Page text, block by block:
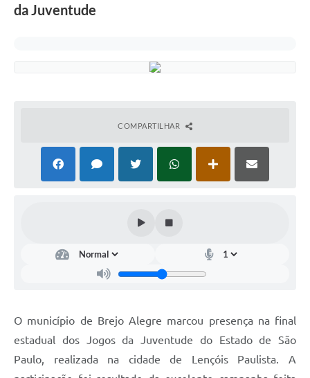
Sic
FAQ - Perguntas e Respostas Frequentes
Contratos
Contas Públicas
da Juventude
COMPARTILHAR
O município de Brejo Alegre marcou presença na final
estadual dos Jogos da Juventude do Estado de São
Paulo, realizada na cidade de Lençóis Paulista. A